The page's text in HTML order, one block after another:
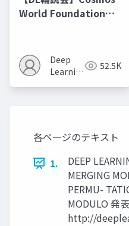
World Foundation
Deep
Learning
52.5K
各ページのテキスト
1.
DEEP
MERGING
PERMU-
MODULO 発
http://